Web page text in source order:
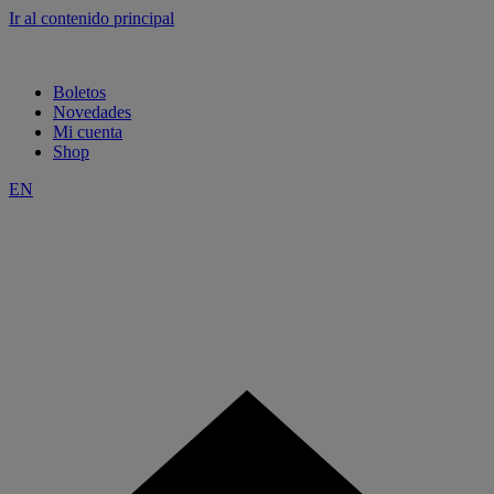
Ir al contenido principal
Boletos
Novedades
Mi cuenta
Shop
EN